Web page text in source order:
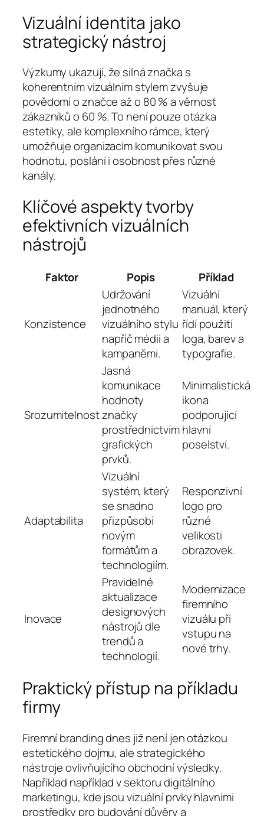
Vizuální identita jako
strategický nástroj
Výzkumy ukazují, že silná značka s
koherentním vizuálním stylem zvyšuje
povědomí o značce až o 80 % a věrnost
zákazníků o 60 %. To není pouze otázka
estetiky, ale komplexního rámce, který
umožňuje organizacím komunikovat svou
hodnotu, poslání i osobnost přes různé
kanály.
Klíčové aspekty tvorby
efektivních vizuálních
nástrojů
Faktor Popis Příklad
Konzistence
Udržování
jednotného
vizuálního stylu
napříč médii a
kampaněmi.
Vizuální
manuál, který
řídí použití
loga, barev a
typografie.
Srozumitelnost
Jasná
komunikace
hodnoty
značky
prostřednictvím
grafických
prvků.
Minimalistická
ikona
podporující
hlavní
poselství.
Adaptabilita
Vizuální
systém, který
se snadno
přizpůsobí
novým
formátům a
technologiím.
Responzivní
logo pro
různé
velikosti
obrazovek.
Inovace
Pravidelné
aktualizace
designových
nástrojů dle
trendů a
technologií.
Modernizace
firemního
vizuálu při
vstupu na
nové trhy.
Praktický přístup na příkladu
firmy
Firemní branding dnes již není jen otázkou
estetického dojmu, ale strategického
nástroje ovlivňujícího obchodní výsledky.
Například například v sektoru digitálního
marketingu, kde jsou vizuální prvky hlavními
prostředky pro budování důvěry a